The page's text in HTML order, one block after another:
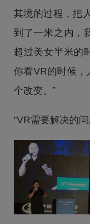
其境的过程，把
到了一米之内，
超过美女半米的
你看VR的时候，
个改变。”
“VR需要解决的问